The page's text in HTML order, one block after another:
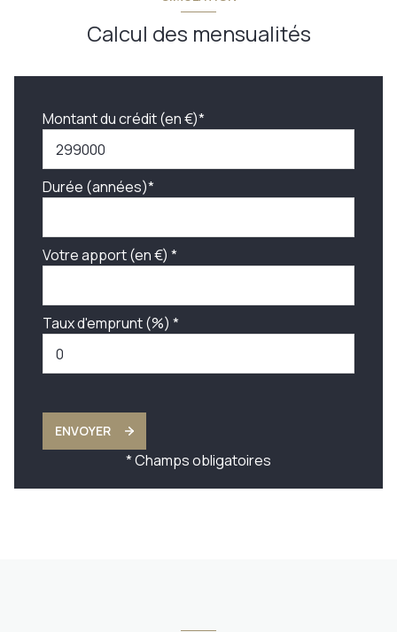
Calcul des mensualités
Montant du crédit (en €)*
Durée (années)*
Votre apport (en €) *
Taux d'emprunt (%) *
ENVOYER
* Champs obligatoires